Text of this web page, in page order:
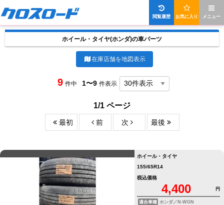
メニュー
お気に入り
閲覧履歴
ホイール・タイヤ(ホンダ)の車パーツ
在庫店舗を地図表示
9 件中 1〜9 件表示
1/1 ページ
最初 前 次 最後
ホイール・タイヤ
155/65R14
税込価格
4,400 円
適合車種 ホンダ／N-WGN